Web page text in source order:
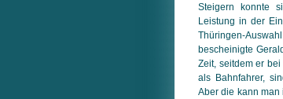
Steigern konnte
Leistung in der
Thüringen-
bescheinigte
Zeit, seitdem er
als Bahnfahrer,
Aber die kann man